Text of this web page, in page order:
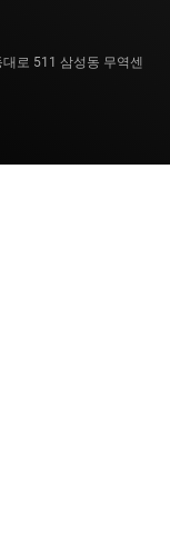
로 511 삼성동 무역센